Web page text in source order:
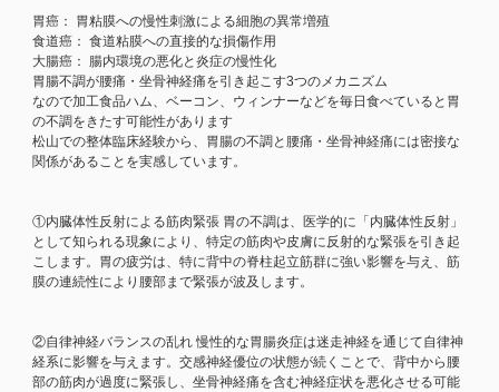
胃癌： 胃粘膜への慢性刺激による細胞の異常増殖
食道癌： 食道粘膜への直接的な損傷作用
大腸癌： 腸内環境の悪化と炎症の慢性化
胃腸不調が腰痛・坐骨神経痛を引き起こす3つのメカニズム
なので加工食品ハム、ベーコン、ウィンナーなどを毎日食べていると胃
の不調をきたす可能性があります
松山での整体臨床経験から、胃腸の不調と腰痛・坐骨神経痛には密接な
関係があることを実感しています。
①内臓体性反射による筋肉緊張 胃の不調は、医学的に「内臓体性反射」
として知られる現象により、特定の筋肉や皮膚に反射的な緊張を引き起
こします。胃の疲労は、特に背中の脊柱起立筋群に強い影響を与え、筋
膜の連続性により腰部まで緊張が波及します。
②自律神経バランスの乱れ 慢性的な胃腸炎症は迷走神経を通じて自律神
経系に影響を与えます。交感神経優位の状態が続くことで、背中から腰
部の筋肉が過度に緊張し、坐骨神経痛を含む神経症状を悪化させる可能